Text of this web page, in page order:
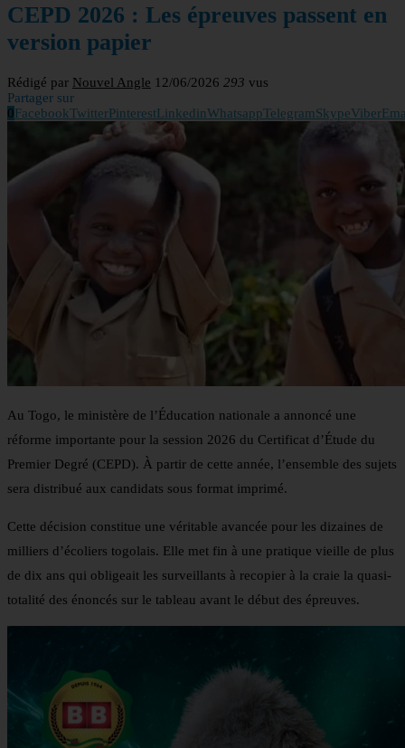
CEPD 2026 : Les épreuves passent en
version papier
Rédigé par Nouvel Angle 12/06/2026 293 vus
Partager sur
0FacebookTwitterPinterestLinkedinWhatsappTelegramSkypeViber
Au Togo, le ministère de l’Éducation nationale a annoncé une
réforme importante pour la session 2026 du Certificat d’Étude du
Premier Degré (CEPD). À partir de cette année, l’ensemble des sujets
sera distribué aux candidats sous format imprimé.
Cette décision constitue une véritable avancée pour les dizaines de
milliers d’écoliers togolais. Elle met fin à une pratique vieille de plus
de dix ans qui obligeait les surveillants à recopier à la craie la quasi-
totalité des énoncés sur le tableau avant le début des épreuves.